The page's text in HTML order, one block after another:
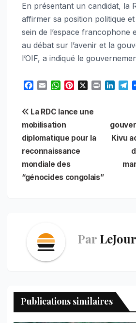
En présentant un candidat, la
affirmer sa position politique
sein de l’espace francophone
au débat sur l’avenir et la
l’OIF, a indiqué le
e
b
o
o
k
i
l
W
t
s
A
p
p
t
r
e
s
e
d
I
g
r
a
m
Navigation
de
l’article
Kivu
La RDC lance une
mobilisation
diplomatique pour la
reconnaissance
mondiale des
“génocides congolais”
Par LeJour
Publications similaires